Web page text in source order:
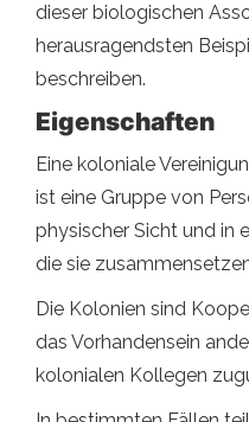
dieser biologischen
herausragendsten
beschreiben.
Eigenschaften
Eine koloniale
ist eine Gruppe von
physischer Sicht und in
die sie
Die Kolonien sind
das Vorhandensein
kolonialen Kollegen